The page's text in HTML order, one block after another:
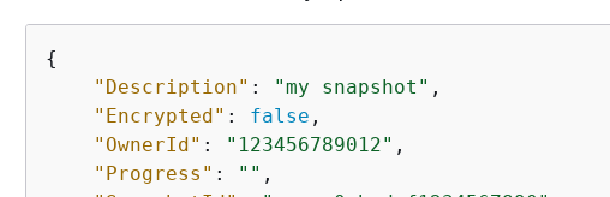
{
"Description" : "my snapshot" ,
"Encrypted" : false ,
"OwnerId" : "123456789012" ,
"Progress" : "" ,